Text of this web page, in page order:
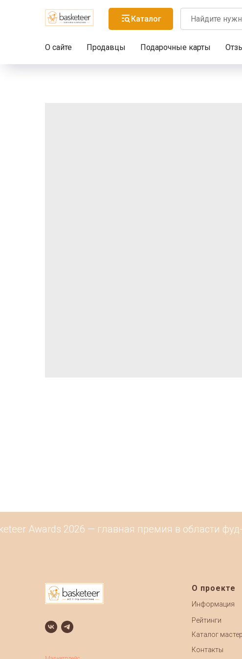
Каталог
О сайте Продавцы Подарочные карты
Awards 2026 — главная премия в области
О проекте
Информация
Рейтинги
Каталог
Контакты